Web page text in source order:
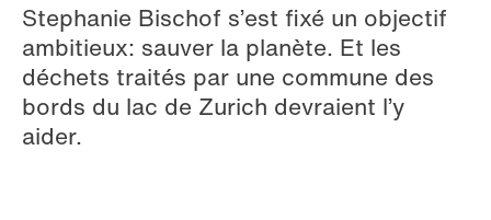
Stephanie Bischof s’est fixé un objectif
ambitieux: sauver la planète. Et les
déchets traités par une commune des
bords du lac de Zurich devraient l’y
aider.